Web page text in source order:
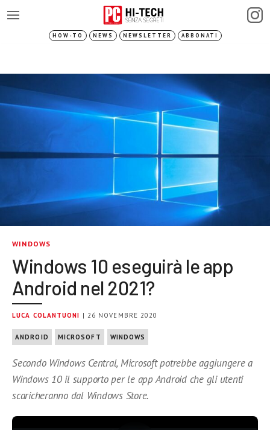
HOW-TO NEWS NEWSLETTER ABBONATI
WINDOWS
Windows 10 eseguirà le app
Android nel 2021?
LUCA COLANTUONI | 26 NOVEMBRE 2020
ANDROID MICROSOFT WINDOWS
Secondo Windows Central, Microsoft potrebbe aggiungere a
Windows 10 il supporto per le app Android che gli utenti
scaricheranno dal Windows Store.